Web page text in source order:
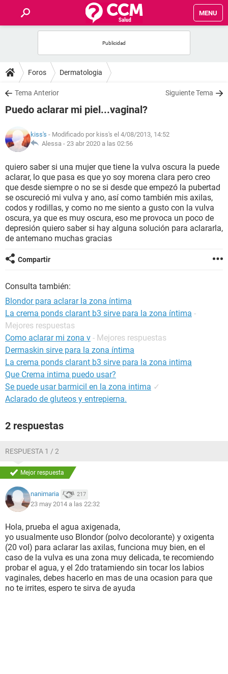
MENU
FOROS
SALUD
NUTRICIÓN
BIENESTAR
SEXUALIDAD
GLOSARIO
Foros Dermatologia
Tema Anterior Siguiente Tema
Puedo aclarar mi piel...vaginal?
kiss's - Modificado por kiss's el 4/08/2013, 14:52
Alessa - 23 abr 2020 a las 02:56
quiero saber si una mujer que tiene la vulva oscura la puede
aclarar, lo que pasa es que yo soy morena clara pero creo
que desde siempre o no se si desde que empezó la pubertad
se oscureció mi vulva y ano, así como también mis axilas,
codos y rodillas, y como no me siento a gusto con la vulva
oscura, ya que es muy oscura, eso me provoca un poco de
depresión quiero saber si hay alguna solución para aclararla,
de antemano muchas gracias
Compartir
Consulta también:
Blondor para aclarar la zona íntima
La crema ponds clarant b3 sirve para la zona íntima -
Mejores respuestas
Como aclarar mi zona v - Mejores respuestas
Dermaskin sirve para la zona íntima
La crema ponds clarant b3 sirve para la zona intima
Que Crema intima puedo usar?
Se puede usar barmicil en la zona intima ✓
Aclarado de gluteos y entrepierna.
2 respuestas
RESPUESTA 1 / 2
Mejor respuesta
nanimaria 217
23 may 2014 a las 22:32
Hola, prueba el agua axigenada,
yo usualmente uso Blondor (polvo decolorante) y oxigenta
(20 vol) para aclarar las axilas, funciona muy bien, en el
caso de la vulva es una zona muy delicada, te recomiendo
probar el agua, y el 2do tratamiendo sin tocar los labios
vaginales, debes hacerlo en mas de una ocasion para que
no te irrites, espero te sirva de ayuda